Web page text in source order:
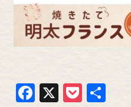
Facebook
X 共